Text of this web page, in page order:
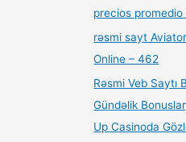
precios
rəsmi sayt
Online – 462
Rəsmi Veb Saytı
Gündəlik
Up Casinoda